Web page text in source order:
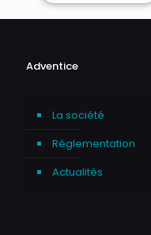
Adventice
La société
Réglementation
Actualités